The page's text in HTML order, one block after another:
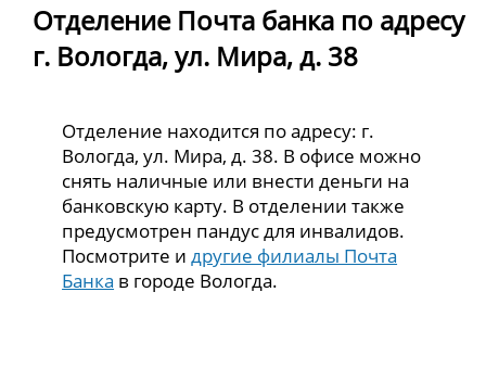
Отделение Почта банка по адресу
г. Вологда, ул. Мира, д. 38
Отделение находится по адресу: г.
Вологда, ул. Мира, д. 38. В офисе можно
снять наличные или внести деньги на
банковскую карту. В отделении также
предусмотрен пандус для инвалидов.
Посмотрите идругие филиалы Почта
Банка в городе Вологда.